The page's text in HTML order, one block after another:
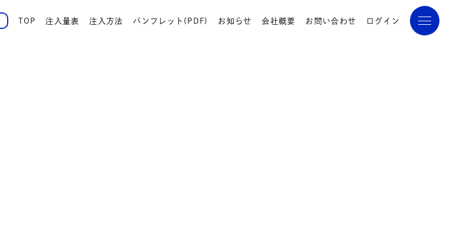
TOP 注入量表 注入方法 パンフレット(PDF) お知らせ 会社概要 お問い合わせ ログイン